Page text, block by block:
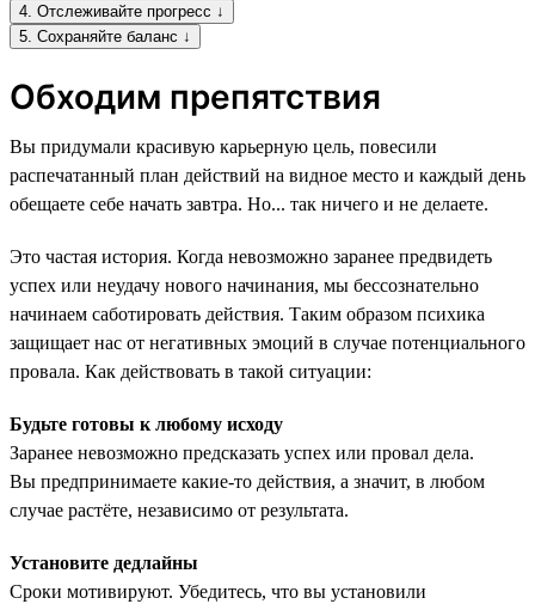
4. Отслеживайте прогресс ↓
5. Сохраняйте баланс ↓
Обходим препятствия
Вы придумали красивую карьерную цель, повесили
распечатанный план действий на видное место и каждый день
обещаете себе начать завтра. Но... так ничего и не делаете.
Это частая история. Когда невозможно заранее предвидеть
успех или неудачу нового начинания, мы бессознательно
начинаем саботировать действия. Таким образом психика
защищает нас от негативных эмоций в случае потенциального
провала. Как действовать в такой ситуации:
Будьте готовы к любому исходу
Заранее невозможно предсказать успех или провал дела.
Вы предпринимаете какие-то действия, а значит, в любом
случае растёте, независимо от результата.
Установите дедлайны
Сроки мотивируют. Убедитесь, что вы установили